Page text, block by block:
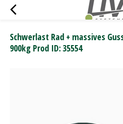
Schwerlast Rad + massives
900kg Prod ID: 35554